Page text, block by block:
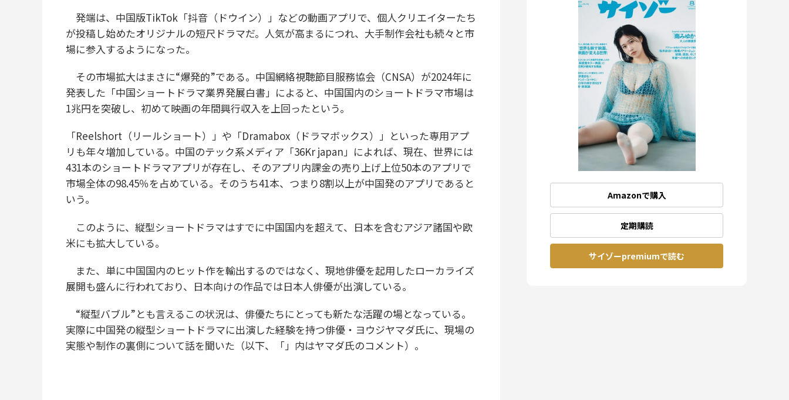
発端は、中国版TikTok「抖音（ドウイン）」などの動画アプリで、個人クリエイターたち
が投稿し始めたオリジナルの短尺ドラマだ。人気が高まるにつれ、大手制作会社も続々と市
場に参入するようになった。
その市場拡大はまさに“爆発的”である。中国網絡視聴節目服務協会（CNSA）が2024年に
発表した「中国ショートドラマ業界発展白書」によると、中国国内のショートドラマ市場は
1兆円を突破し、初めて映画の年間興行収入を上回ったという。
「Reelshort（リールショート）」や「Dramabox（ドラマボックス）」といった専用アプ
リも年々増加している。中国のテック系メディア「36Kr japan」によれば、現在、世界には
431本のショートドラマアプリが存在し、そのアプリ内課金の売り上げ上位50本のアプリで
市場全体の98.45％を占めている。そのうち41本、つまり8割以上が中国発のアプリであると
いう。
このように、縦型ショートドラマはすでに中国国内を超えて、日本を含むアジア諸国や欧
米にも拡大している。
また、単に中国国内のヒット作を輸出するのではなく、現地俳優を起用したローカライズ
展開も盛んに行われており、日本向けの作品では日本人俳優が出演している。
“縦型バブル”とも言えるこの状況は、俳優たちにとっても新たな活躍の場となっている。
実際に中国発の縦型ショートドラマに出演した経験を持つ俳優・ヨウジヤマダ氏に、現場の
実態や制作の裏側について話を聞いた（以下、「」内はヤマダ氏のコメント）。
Amazonで購入
定期購読
サイゾーpremiumで読む